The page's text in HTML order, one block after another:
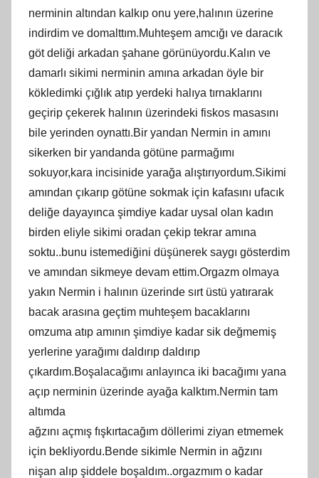
nerminin altından kalkıp onu yere,halının üzerine
indirdim ve domalttım.Muhteşem amcığı ve daracık
göt deliği arkadan şahane görünüyordu.Kalın ve
damarlı sikimi nerminin amına arkadan öyle bir
kökledimki çığlık atıp yerdeki halıya tırnaklarını
geçirip çekerek halının üzerindeki fiskos masasını
bile yerinden oynattı.Bir yandan Nermin in amını
sikerken bir yandanda götüne parmağımı
sokuyor,kara incisinide yarağa alıştırıyordum.Sikimi
amından çıkarıp götüne sokmak için kafasını ufacık
deliğe dayayınca şimdiye kadar uysal olan kadın
birden eliyle sikimi oradan çekip tekrar amına
soktu..bunu istemediğini düşünerek saygı gösterdim
ve amından sikmeye devam ettim.Orgazm olmaya
yakın Nermin i halının üzerinde sırt üstü yatırarak
bacak arasına geçtim muhteşem bacaklarını
omzuma atıp amının şimdiye kadar sik değmemiş
yerlerine yarağımı daldırıp daldırıp
çıkardım.Boşalacağımı anlayınca iki bacağımı yana
açıp nerminin üzerinde ayağa kalktım.Nermin tam
altımda
ağzını açmış fışkırtacağım döllerimi ziyan etmemek
için bekliyordu.Bende sikimle Nermin in ağzını
nişan alıp şiddele boşaldım..orgazmım o kadar